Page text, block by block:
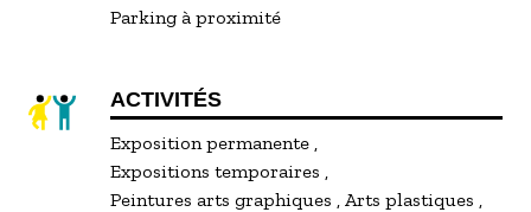
Parking à proximité
ACTIVITÉS
Exposition permanente
Expositions temporaires
Peintures arts graphiques
Arts plastiques